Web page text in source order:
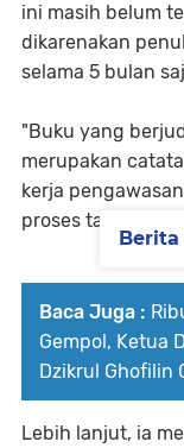
ini masih belum
dikarenakan
selama 5 bulan
"Buku yang
merupakan
kerja
proses tahapan
Baca Juga :
Gempol, Ketua
Dzikrul Ghofilin
Lebih lanjut, ia